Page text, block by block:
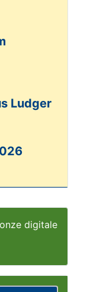
digitale
Ludger